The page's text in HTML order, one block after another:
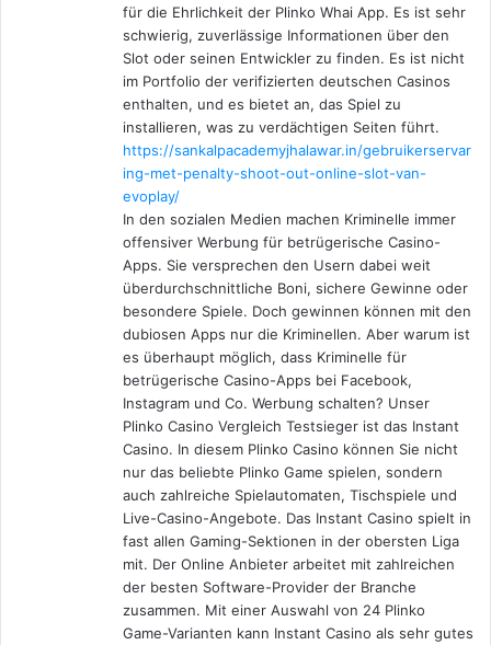
für die Ehrlichkeit der Plinko Whai App. Es ist sehr
schwierig, zuverlässige Informationen über den
Slot oder seinen Entwickler zu finden. Es ist nicht
im Portfolio der verifizierten deutschen Casinos
enthalten, und es bietet an, das Spiel zu
installieren, was zu verdächtigen Seiten führt.
https://sankalpacademyjhalawar.in/gebruikerservar
ing-met-penalty-shoot-out-online-slot-van-
evoplay/
In den sozialen Medien machen Kriminelle immer
offensiver Werbung für betrügerische Casino-
Apps. Sie versprechen den Usern dabei weit
überdurchschnittliche Boni, sichere Gewinne oder
besondere Spiele. Doch gewinnen können mit den
dubiosen Apps nur die Kriminellen. Aber warum ist
es überhaupt möglich, dass Kriminelle für
betrügerische Casino-Apps bei Facebook,
Instagram und Co. Werbung schalten? Unser
Plinko Casino Vergleich Testsieger ist das Instant
Casino. In diesem Plinko Casino können Sie nicht
nur das beliebte Plinko Game spielen, sondern
auch zahlreiche Spielautomaten, Tischspiele und
Live-Casino-Angebote. Das Instant Casino spielt in
fast allen Gaming-Sektionen in der obersten Liga
mit. Der Online Anbieter arbeitet mit zahlreichen
der besten Software-Provider der Branche
zusammen. Mit einer Auswahl von 24 Plinko
Game-Varianten kann Instant Casino als sehr gutes